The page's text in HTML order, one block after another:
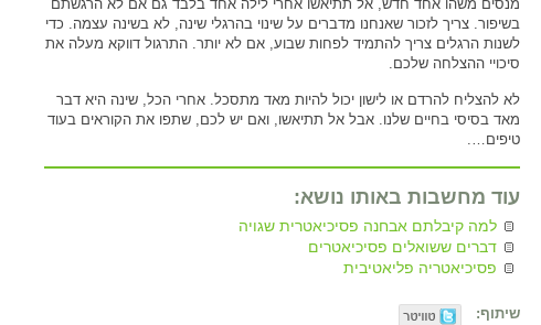
מנסים משהו אחד חדש, אל תתיאשו אחרי לילה אחד בלבד גם אם לא הרגשתם
בשיפור. צריך לזכור שאנחנו מדברים על שינוי בהרגלי שינה, לא בשינה עצמה. כדי
לשנות הרגלים צריך להתמיד לפחות שבוע, אם לא יותר. התרגול דווקא מעלה את
סיכויי ההצלחה שלכם.
לא להצליח להרדם או לישון יכול להיות מאד מתסכל. אחרי הכל, שינה היא דבר
מאד בסיסי בחיים שלנו. אבל אל תתיאשו, ואם יש לכם, שתפו את הקוראים בעוד
טיפים….
עוד מחשבות באותו נושא:
למה קיבלתם אבחנה פסיכיאטרית שגויה
דברים ששואלים פסיכיאטרים
פסיכיאטריה פליאטיבית
שיתוף: